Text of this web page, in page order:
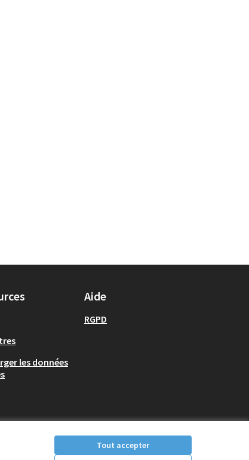
Tout accepter
les données
Aide
RGPD